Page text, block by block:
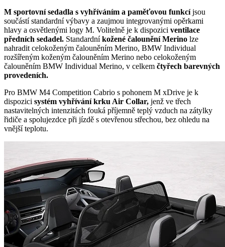
M sportovní sedadla s vyhříváním a paměťovou funkcíjsou
součástí standardní výbavy a zaujmou integrovanými opěrkami
hlavy a osvětlenými logy M. Volitelně je k dispozici ventilace
předních sedadel. Standardní kožené čalounění Merino lze
nahradit celokoženým čalouněním Merino, BMW Individual
rozšířeným koženým čalouněním Merino nebo celokoženým
čalouněním BMW Individual Merino, v celkem čtyřech barevných
provedeních.
Pro BMW M4 Competition Cabrio s pohonem M xDrive je k
dispozici systém vyhřívání krku Air Collar, jenž ve třech
nastavitelných intenzitách fouká příjemně teplý vzduch na zátylky
řidiče a spolujezdce při jízdě s otevřenou střechou, bez ohledu na
vnější teplotu.